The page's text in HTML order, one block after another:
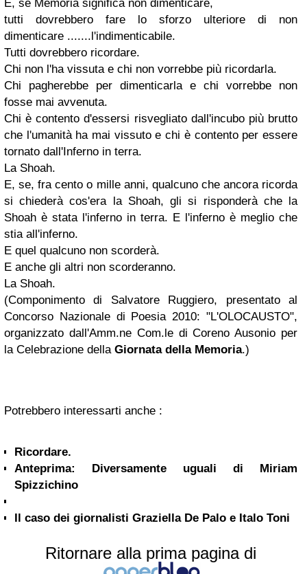
E, se Memoria significa non dimenticare,
tutti dovrebbero fare lo sforzo ulteriore di non
dimenticare .......l'indimenticabile.
Tutti dovrebbero ricordare.
Chi non l'ha vissuta e chi non vorrebbe più ricordarla.
Chi pagherebbe per dimenticarla e chi vorrebbe non
fosse mai avvenuta.
Chi è contento d'essersi risvegliato dall'incubo più brutto
che l'umanità ha mai vissuto e chi è contento per essere
tornato dall'Inferno in terra.
La Shoah.
E, se, fra cento o mille anni, qualcuno che ancora ricorda
si chiederà cos'era la Shoah, gli si risponderà che la
Shoah è stata l'inferno in terra. E l'inferno è meglio che
stia all'inferno.
E quel qualcuno non scorderà.
E anche gli altri non scorderanno.
La Shoah.
(Componimento di Salvatore Ruggiero, presentato al
Concorso Nazionale di Poesia 2010: "L'OLOCAUSTO",
organizzato dall'Amm.ne Com.le di Coreno Ausonio per
la Celebrazione della Giornata della Memoria.)
Potrebbero interessarti anche :
Ricordare.
Anteprima: Diversamente uguali di Miriam
Spizzichino
Il caso dei giornalisti Graziella De Palo e Italo Toni
Ritornare alla prima pagina di